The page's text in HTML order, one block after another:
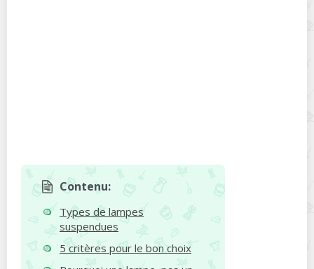
Contenu:
Types de lampes
suspendues
5 critères pour le bon choix